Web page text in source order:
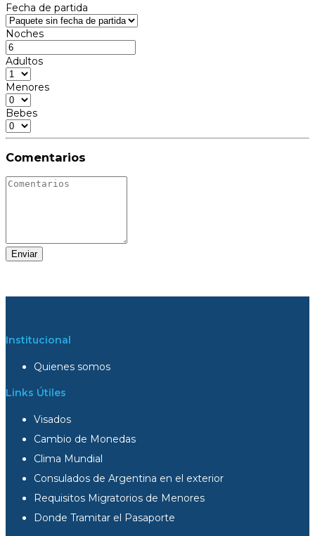
Fecha de partida
Noches
Adultos
Menores
Bebes
Comentarios
Enviar
Institucional
Quienes somos
Links Útiles
Visados
Cambio de Monedas
Clima Mundial
Consulados de Argentina en el exterior
Requisitos Migratorios de Menores
Donde Tramitar el Pasaporte